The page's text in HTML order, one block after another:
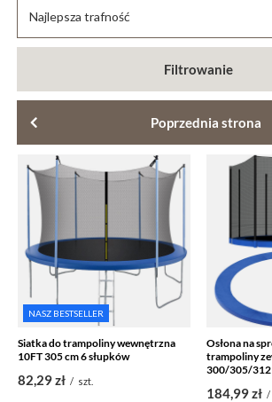
Zmień sortowanie
Najlepsza trafność
Filtrowanie
Poprzednia strona
NASZ BESTSELLER
Siatka do trampoliny wewnętrzna
10FT 305 cm 6 słupków
82,29 zł / szt.
Osłona na
trampoliny
300/305/312
184,99 zł /